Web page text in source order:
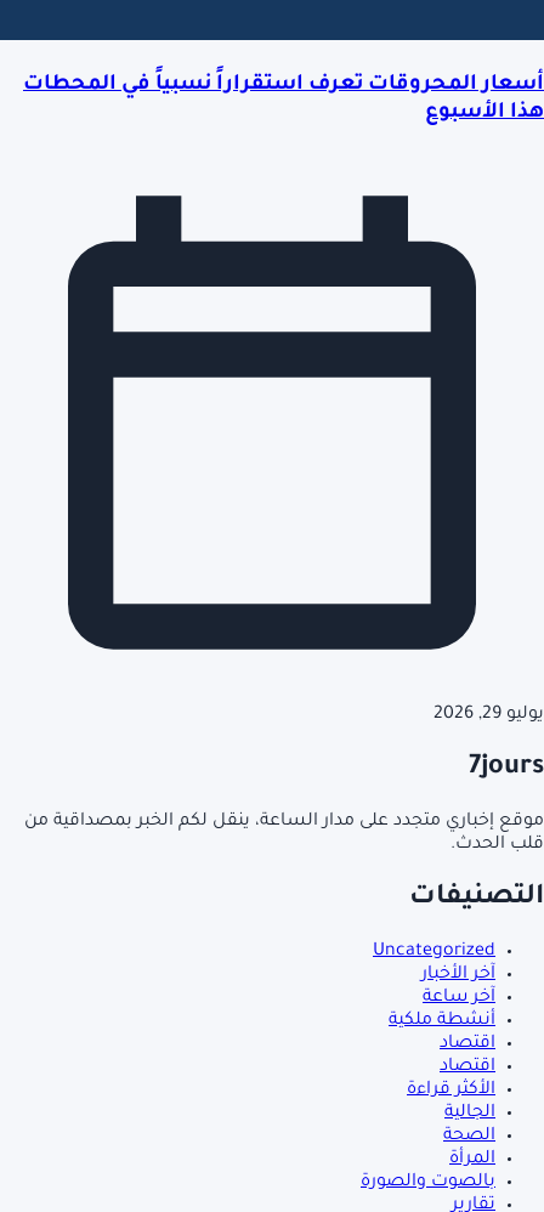
أسعار المحروقات تعرف استقراراً نسبياً في المحطات
هذا الأسبوع
يوليو 29, 2026
7jours
موقع إخباري متجدد على مدار الساعة، ينقل لكم الخبر بمصداقية من
قلب الحدث.
التصنيفات
Uncategorized
آخر الأخبار
آخر ساعة
أنشطة ملكية
اقتصاد
اقتصاد
الأكثر قراءة
الجالية
الصحة
المرأة
بالصوت والصورة
تقارير